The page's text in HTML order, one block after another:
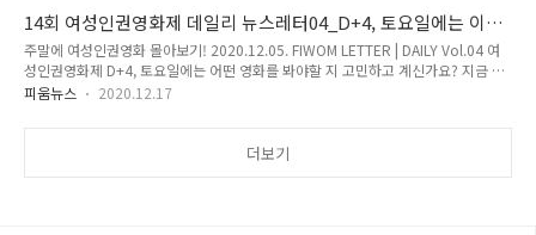
하는 피움톡톡도 놓치지 마세요! SNS에서 다양한 이벤트를 진행하고 있으니 지금 바
로 참여하세요. 😃 일요일 정오에 시작하는 상영작을 온라인 상영관에서 지금 예매
하세요! 어제 진행한 감독과의 대화, 피움톡톡을 여성인권영화제 유튜브 채널에서 보
실 수 있어요. 오늘 저녁 7시에는 '이렇게 살아도 괜찮더라'라는 주제로 피움톡톡이
진행됩니다:) 지금 바로 ..
14회 여성인권영화제 데일리 뉴스레터04_D+4, 토요일에는 이런
영화 어때요?
주말에 여성인권영화 몰아보기! 2020.12.05. FIWOM LETTER | DAILY Vol.04 여
성인권영화제 D+4, 토요일에는 어떤 영화를 봐야할 지 고민하고 계신가요? 지금 온
라인 상영관에서 살펴보시고 예매하세요. 🎫 오늘 오후 4시에는 '감독과의 대화', 저
립니다! 토요일 정오에 시작하는 '우린 "함께라서" 흔들리지 않지' 섹션과 일요일 정
피움뉴스 2020.12.17
더보기